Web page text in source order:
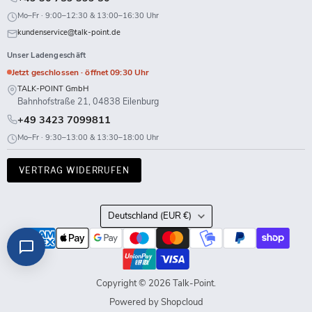
Mo–Fr · 9:00–12:30 & 13:00–16:30 Uhr
kundenservice@talk-point.de
Unser Ladengeschäft
Jetzt geschlossen · öffnet 09:30 Uhr
TALK-POINT GmbH
Bahnhofstraße 21, 04838 Eilenburg
+49 3423 7099811
Mo–Fr · 9:30–13:00 & 13:30–18:00 Uhr
VERTRAG WIDERRUFEN
Land
Deutschland (EUR €)
Copyright © 2026 Talk-Point.
Powered by Shopcloud